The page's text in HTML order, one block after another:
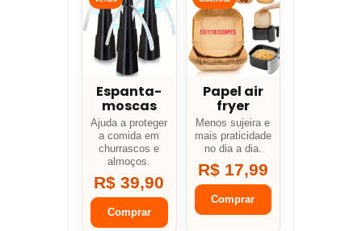
Espanta-
moscas
Ajuda a proteger
a comida em
churrascos e
almoços.
R$ 39,90
Comprar
Papel air
fryer
Menos sujeira e
mais praticidade
no dia a dia.
R$ 17,99
Comprar